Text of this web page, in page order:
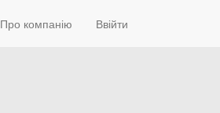
Про компанію Ввійти